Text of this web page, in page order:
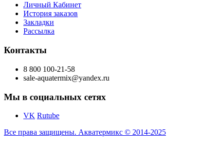
Личный Кабинет
История заказов
Закладки
Рассылка
Контакты
8 800 100-21-58
sale-aquatermix@yandex.ru
Мы в социальных сетях
VK Rutube
Все права защищены. Акватермикс © 2014-2025